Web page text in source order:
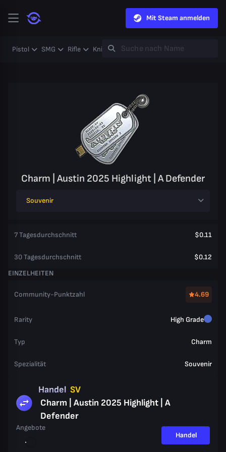
Mit Steam anmelden
Pistol SMG Rifle Knife Gloves Heavy
Charm | Austin 2025 Highlight | A Defender
Souvenir
7 Tagesdurchschnitt $0.11
30 Tagesdurchschnitt
$0.12
EINZELHEITEN
Community-Punktzahl 4.69
Rarity High Grade
Typ Charm
Spezialität Souvenir
Handel SV
Charm | Austin 2025 Highlight | A
Defender
Angebote
Handel